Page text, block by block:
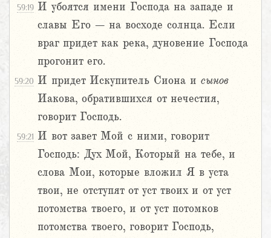
59:19 И убоятся имени Господа на западе и
славы Его – на восходе солнца. Если
враг придет как река, дуновение Господа
прогонит его.
59:20 И придет Искупитель Сиона исынов
Иакова, обратившихся от нечестия,
говорит Господь.
59:21 И вот завет Мой с ними, говорит
Господь: Дух Мой, Который на тебе, и
слова Мои, которые вложил Я в уста
твои, не отступят от уст твоих и от уст
потомства твоего, и от уст потомков
потомства твоего, говорит Господь,